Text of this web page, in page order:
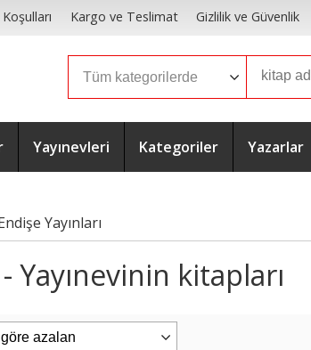
Kargo ve Teslimat Gizlilik ve Güvenlik
Yayınevleri Kategoriler Yazarlar
Yayınları
Yayınevinin kitapları